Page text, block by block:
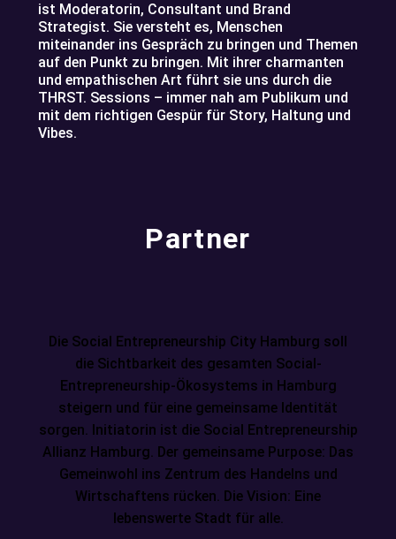
ist Moderatorin, Consultant und Brand
Strategist. Sie versteht es, Menschen
miteinander ins Gespräch zu bringen und Themen
auf den Punkt zu bringen. Mit ihrer charmanten
und empathischen Art führt sie uns durch die
THRST. Sessions – immer nah am Publikum und
mit dem richtigen Gespür für Story, Haltung und
Vibes.
Partner
Die Social Entrepreneurship City Hamburg soll
die Sichtbarkeit des gesamten Social-
Entrepreneurship-Ökosystems in Hamburg
steigern und für eine gemeinsame Identität
sorgen. Initiatorin ist die Social Entrepreneurship
Allianz Hamburg. Der gemeinsame Purpose: Das
Gemeinwohl ins Zentrum des Handelns und
Wirtschaftens rücken. Die Vision: Eine
lebenswerte Stadt für alle.